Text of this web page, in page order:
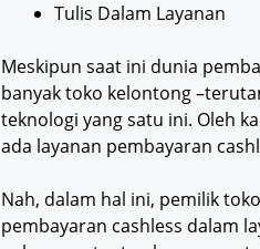
Tulis Dalam Layanan
Meskipun saat ini dunia
banyak toko kelontong
teknologi yang satu ini. Oleh
ada layanan pembayaran
Nah, dalam hal ini, pemilik
pembayaran cashless dalam